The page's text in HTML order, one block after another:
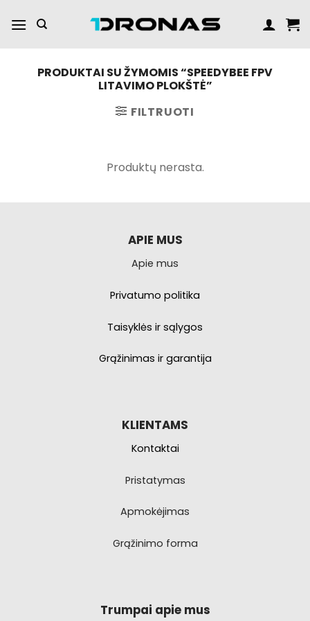
turinį
PRODUKTAI SU ŽYMOMIS “SPEEDYBEE FPV
LITAVIMO PLOKŠTĖ”
FILTRUOTI
Produktų nerasta.
APIE MUS
Apie mus
Privatumo politika
Taisyklės ir sąlygos
Grąžinimas ir garantija
KLIENTAMS
Kontaktai
Pristatymas
Apmokėjimas
Grąžinimo forma
Trumpai apie mus